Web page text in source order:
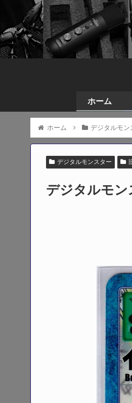
ホーム
ホーム デジタルモン
デジタルモンスター
デジタルモン